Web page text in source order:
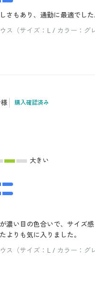
さもあり、通勤に最適でした
ス（サイズ：L / カラー：グ
購入確認済み
大きい
濃い目の色合いで、サイズ
よりも気に入りました。
ス（サイズ：L / カラー：グ